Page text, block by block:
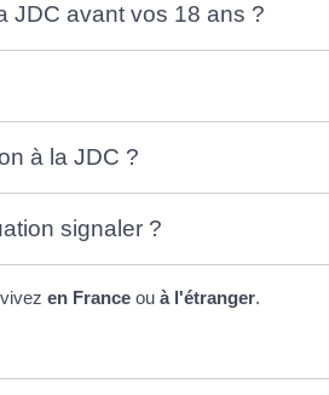
JDC avant vos 18 ans ?
à la JDC ?
signaler ?
en France ou à l'étranger.